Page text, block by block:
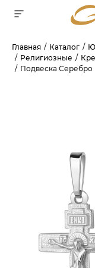
Главная Каталог
Религиозные
Подвеска Серебро
Для клиентов всех
ГРАФИК